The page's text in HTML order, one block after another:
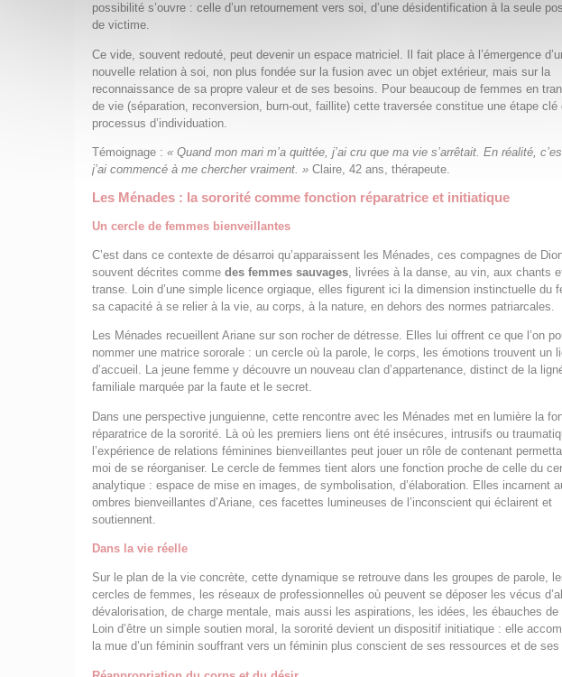
possibilité s’ouvre : celle d’un retournement vers soi, d’une désidentification à la seule
de victime.
Ce vide, souvent redouté, peut devenir un espace matriciel. Il fait place à l’émergence
nouvelle relation à soi, non plus fondée sur la fusion avec un objet extérieur, mais sur la
reconnaissance de sa propre valeur et de ses besoins. Pour beaucoup de femmes en
de vie (séparation, reconversion, burn‑out, faillite) cette traversée constitue une étape clé
processus d’individuation.
Témoignage :« Quand mon mari m’a quittée, j’ai cru que ma vie s’arrêtait. En réalité,
j’ai commencé à me chercher vraiment. » Claire, 42 ans, thérapeute.
Les Ménades : la sororité comme fonction réparatrice et initiatique
Un cercle de femmes bienveillantes
C’est dans ce contexte de désarroi qu’apparaissent les Ménades, ces compagnes de
souvent décrites commedes femmes sauvages, livrées à la danse, au vin, aux chants
transe. Loin d’une simple licence orgiaque, elles figurent ici la dimension instinctuelle du
sa capacité à se relier à la vie, au corps, à la nature, en dehors des normes patriarcales.
Les Ménades recueillent Ariane sur son rocher de détresse. Elles lui offrent ce que l’on
nommer une matrice sororale : un cercle où la parole, le corps, les émotions trouvent un
d’accueil. La jeune femme y découvre un nouveau clan d’appartenance, distinct de la
familiale marquée par la faute et le secret.
Dans une perspective junguienne, cette rencontre avec les Ménades met en lumière la
réparatrice de la sororité. Là où les premiers liens ont été insécures, intrusifs ou
l’expérience de relations féminines bienveillantes peut jouer un rôle de contenant
moi de se réorganiser. Le cercle de femmes tient alors une fonction proche de celle du
analytique : espace de mise en images, de symbolisation, d’élaboration. Elles incarnent
ombres bienveillantes d’Ariane, ces facettes lumineuses de l’inconscient qui éclairent et
soutiennent.
Dans la vie réelle
Sur le plan de la vie concrète, cette dynamique se retrouve dans les groupes de parole,
cercles de femmes, les réseaux de professionnelles où peuvent se déposer les vécus
dévalorisation, de charge mentale, mais aussi les aspirations, les idées, les ébauches de
Loin d’être un simple soutien moral, la sororité devient un dispositif initiatique : elle
la mue d’un féminin souffrant vers un féminin plus conscient de ses ressources et de